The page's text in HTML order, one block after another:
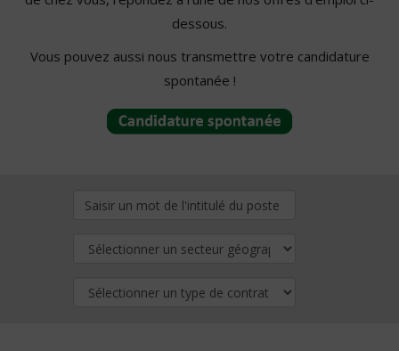
dessous.
Vous pouvez aussi nous transmettre votre candidature
spontanée !